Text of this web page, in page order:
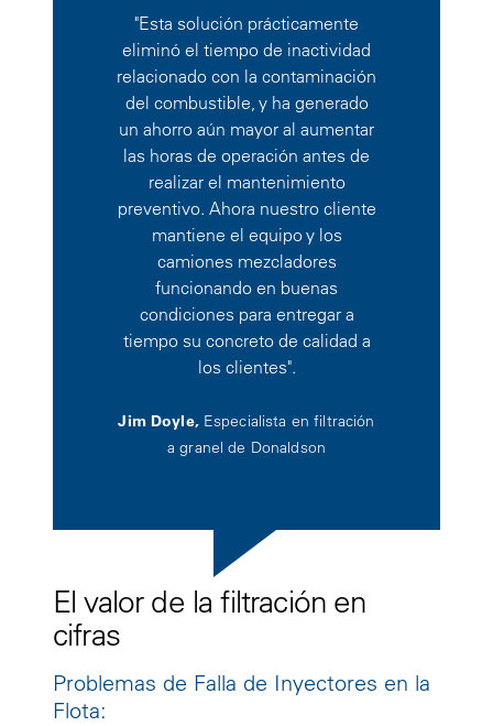
"Esta solución prácticamente
eliminó el tiempo de inactividad
relacionado con la contaminación
del combustible, y ha generado
un ahorro aún mayor al aumentar
las horas de operación antes de
realizar el mantenimiento
preventivo. Ahora nuestro cliente
mantiene el equipo y los
camiones mezcladores
funcionando en buenas
condiciones para entregar a
tiempo su concreto de calidad a
los clientes".
Jim Doyle, Especialista en filtración
a granel de Donaldson
El valor de la filtración en
cifras
Problemas de Falla de Inyectores en la
Flota: